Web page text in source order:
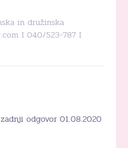
in družinska
I 040/523-787 I
zadnji odgovor 01.08.2020